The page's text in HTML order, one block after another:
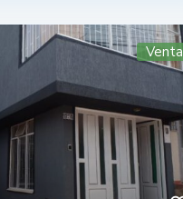
Venta